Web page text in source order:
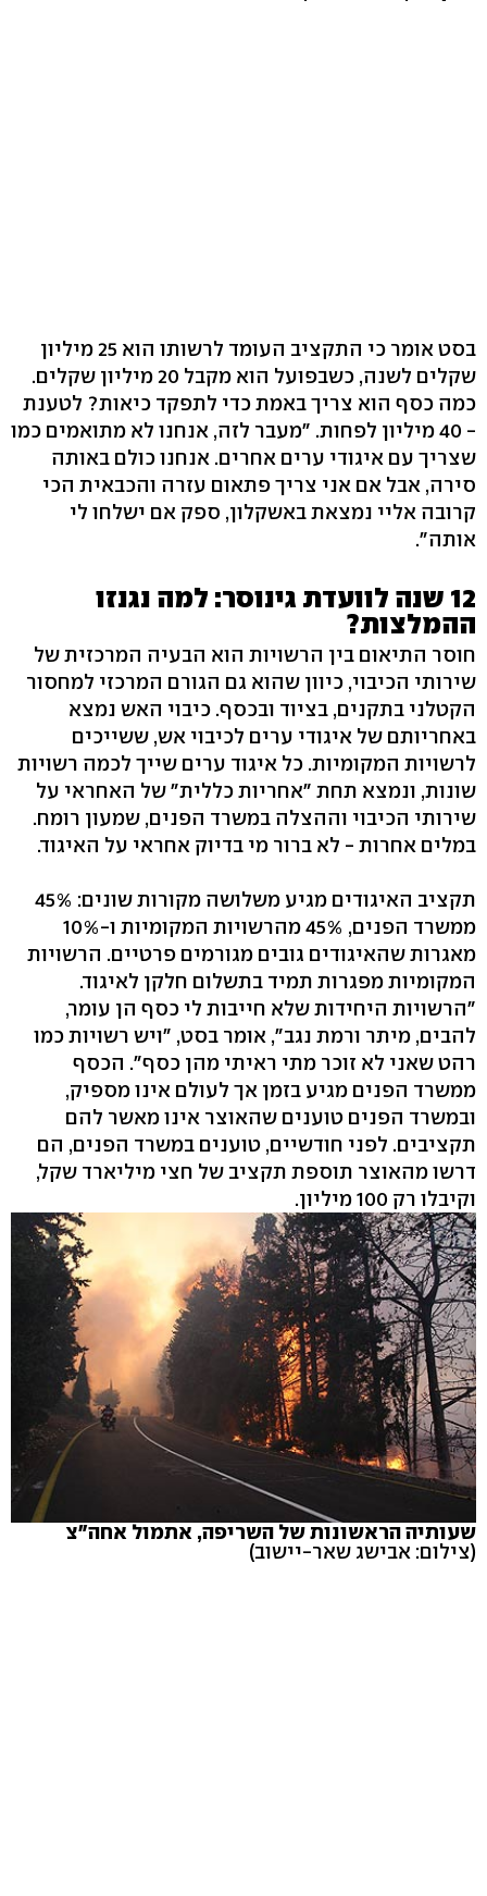
בסט אומר כי התקציב העומד לרשותו הוא 25 מיליון
שקלים לשנה, כשבפועל הוא מקבל 20 מיליון שקלים.
כמה כסף הוא צריך באמת כדי לתפקד כיאות? לטענת
- 40 מיליון לפחות. "מעבר לזה, אנחנו לא מתואמים כמו
שצריך עם איגודי ערים אחרים. אנחנו כולם באותה
סירה, אבל אם אני צריך פתאום עזרה והכבאית הכי
קרובה אליי נמצאת באשקלון, ספק אם ישלחו לי
אותה".
12 שנה לוועדת גינוסר: למה נגנזו
ההמלצות?
חוסר התיאום בין הרשויות הוא הבעיה המרכזית של
שירותי הכיבוי, כיוון שהוא גם הגורם המרכזי למחסור
הקטלני בתקנים, בציוד ובכסף. כיבוי האש נמצא
באחריותם של איגודי ערים לכיבוי אש, ששייכים
לרשויות המקומיות. כל איגוד ערים שייך לכמה רשויות
שונות, ונמצא תחת "אחריות כללית" של האחראי על
שירותי הכיבוי וההצלה במשרד הפנים, שמעון רומח.
במלים אחרות - לא ברור מי בדיוק אחראי על האיגוד.
תקציב האיגודים מגיע משלושה מקורות שונים: 45%
ממשרד הפנים, 45% מהרשויות המקומיות ו-10%
מאגרות שהאיגודים גובים מגורמים פרטיים. הרשויות
המקומיות מפגרות תמיד בתשלום חלקן לאיגוד.
"הרשויות היחידות שלא חייבות לי כסף הן עומר,
להבים, מיתר ורמת נגב", אומר בסט, "ויש רשויות כמו
רהט שאני לא זוכר מתי ראיתי מהן כסף". הכסף
ממשרד הפנים מגיע בזמן אך לעולם אינו מספיק,
ובמשרד הפנים טוענים שהאוצר אינו מאשר להם
תקציבים. לפני חודשיים, טוענים במשרד הפנים, הם
דרשו מהאוצר תוספת תקציב של חצי מיליארד שקל,
וקיבלו רק 100 מיליון.
שעותיה הראשונות של השריפה, אתמול אחה"צ
(צילום: אבישג שאר-יישוב)